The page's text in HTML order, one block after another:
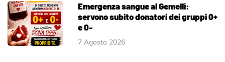
Emergenza sangue al Gemelli:
servono subito donatori dei gruppi 0+
e 0-
7 Agosto 2026